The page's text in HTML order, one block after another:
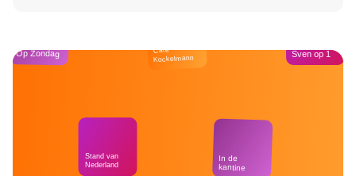
Op Zondag
Stand van
Nederland
Café
Kockelmann
In de
kantine
Sven op 1